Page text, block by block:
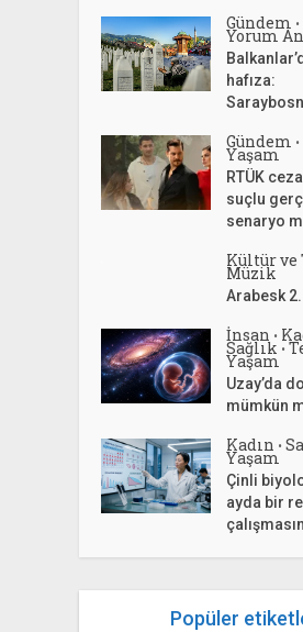
Gündem •
Yorum
hafıza:
Gündem •
Yaşam
RTÜK
suçlu
senaryo
Kültür ve
Müzik
Arabesk
İnsan •
Sağlık •
Yaşam
Uzay’da
mümkün
Kadın •
Yaşam
Çinli
ayda bir
Popüler